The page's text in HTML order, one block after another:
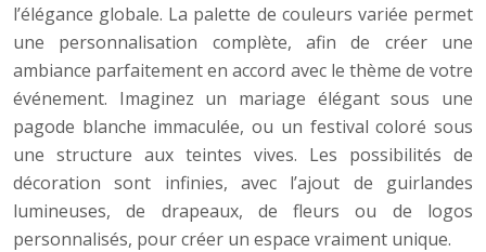
l’élégance globale. La palette de couleurs variée permet
une personnalisation complète, afin de créer une
ambiance parfaitement en accord avec le thème de votre
événement. Imaginez un mariage élégant sous une
pagode blanche immaculée, ou un festival coloré sous
une structure aux teintes vives. Les possibilités de
décoration sont infinies, avec l’ajout de guirlandes
lumineuses, de drapeaux, de fleurs ou de logos
personnalisés, pour créer un espace vraiment unique.